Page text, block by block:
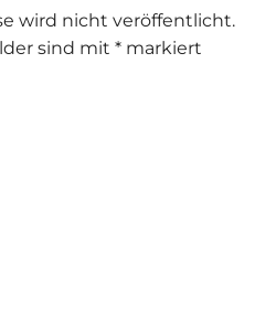
wird nicht veröffentlicht.
sind mit *markiert